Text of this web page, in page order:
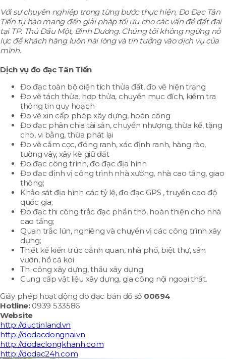
Với sự chuyên nghiệp trong từng bước thực hiện, Đo Đạc Tân
Tiến tự hào mang đến giải pháp tối ưu cho các vấn đề đất đai
tại TP. Thủ Dầu Một, Bình Dương. Chúng tôi không ngừng nỗ
lực để khách hàng luôn hài lòng và tin tưởng vào dịch vụ của
mình.
Dịch vụ đo đạc Tân Tiến
Đo đạc toàn bộ diện tích thửa đất, đo vẽ hiện trạng
Đo vẽ tách thửa, hợp thửa, chuyển mục đích, kiểm tra
thông tin quy hoạch
Đo vẽ xin cấp phép xây dựng, hoàn công
Đo đạc phân chia tài sản, chuyển nhượng, thừa kế, tặng
cho, vi bằng, thừa phát lại
Đo vẽ cắm cọc, đóng ranh, xác định ranh, hàng rào,
tường vây, xây kè giữ đất
Đo đạc công trình, đo đạc địa hình
Đo đạc định vị công trình nhà xưởng, nhà cao tầng, giao
thông;
Khảo sát địa hình các tỷ lệ, đo đạc GPS , truyền cao độ
quốc gia;
Đo đạc thi công trắc đạc phần thô, hoàn thiện cho nhà
cao tầng;
Quan trắc lún, nghiêng và chuyển vị các công trình xây
dựng;
Thiết kế kiến trúc cảnh quan, nhà phố, biệt thự, sân
vườn, hồ cá koi
Thi công xây dựng, thầu xây dựng
Cung cấp vật liệu xây dựng, gia công nội ngoại thất.
Giấy phép hoạt động đo đạc bản đồ số 00694
Hotline:0939 533586
Website
http://ductinland.vn
http://dodacdongnai.vn
http://dodaclongkhanh.com
http://dodac24h.com